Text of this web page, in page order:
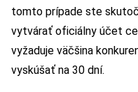
tomto prípade ste
vytvárať oficiálny účet
vyžaduje väčšina
vyskúšať na 30 dní.